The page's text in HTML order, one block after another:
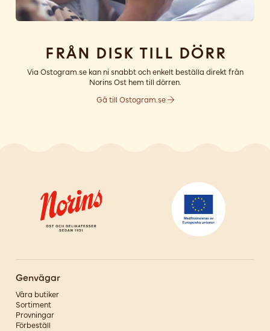
Från disk till dörr
Via Ostogram.se kan ni snabbt och enkelt beställa direkt från
Norins Ost hem till dörren.
Gå till Ostogram.se
Genvägar
Våra butiker
Sortiment
Provningar
Förbeställ